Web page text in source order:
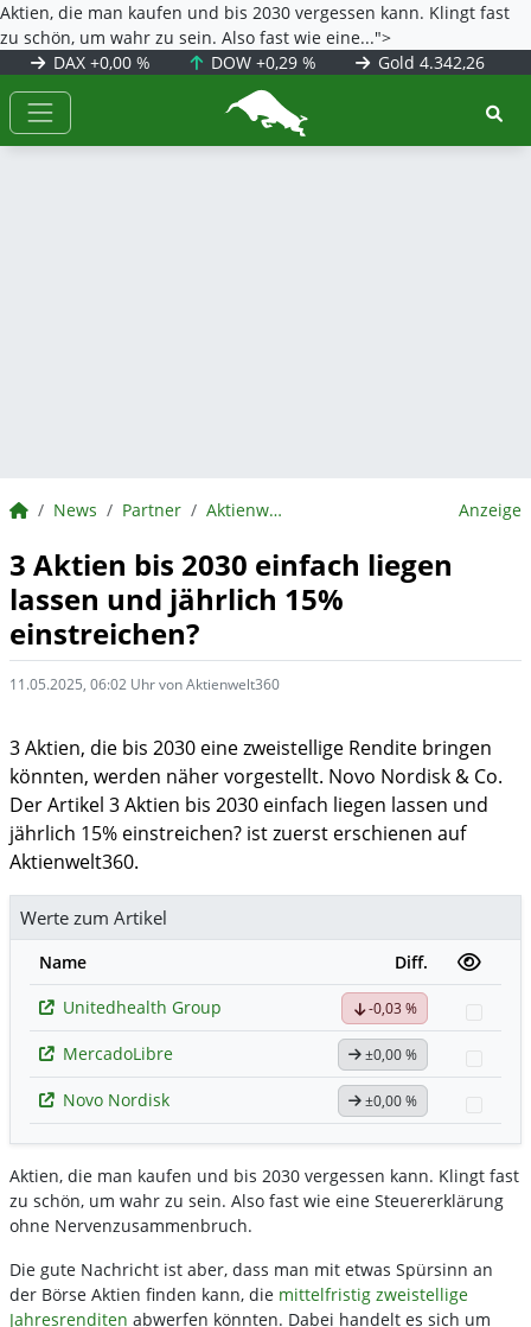
Aktien, die man kaufen und bis 2030 vergessen kann. Klingt fast
zu schön, um wahr zu sein. Also fast wie eine...">
DAX +0,00 % DOW+0,29 % Gold 4.342,26
BörsenNEWS.de
BörsenNEWS.de
News Partner Aktienwelt360 Anzeige
3 Aktien bis 2030 einfach liegen
lassen und jährlich 15%
einstreichen?
11.05.2025, 06:02 Uhr von Aktienwelt360
3 Aktien, die bis 2030 eine zweistellige Rendite bringen
könnten, werden näher vorgestellt. Novo Nordisk & Co.
Der Artikel 3 Aktien bis 2030 einfach liegen lassen und
jährlich 15% einstreichen? ist zuerst erschienen auf
Aktienwelt360.
Werte zum Artikel
Name
Diff.
Unitedhealth Group
-0,03 %
MercadoLibre
±0,00 %
Novo Nordisk
±0,00 %
Aktien, die man kaufen und bis 2030 vergessen kann. Klingt fast
zu schön, um wahr zu sein. Also fast wie eine Steuererklärung
ohne Nervenzusammenbruch.
Die gute Nachricht ist aber, dass man mit etwas Spürsinn an
der Börse Aktien finden kann, die mittelfristig zweistellige
Jahresrenditen abwerfen könnten. Dabei handelt es sich um